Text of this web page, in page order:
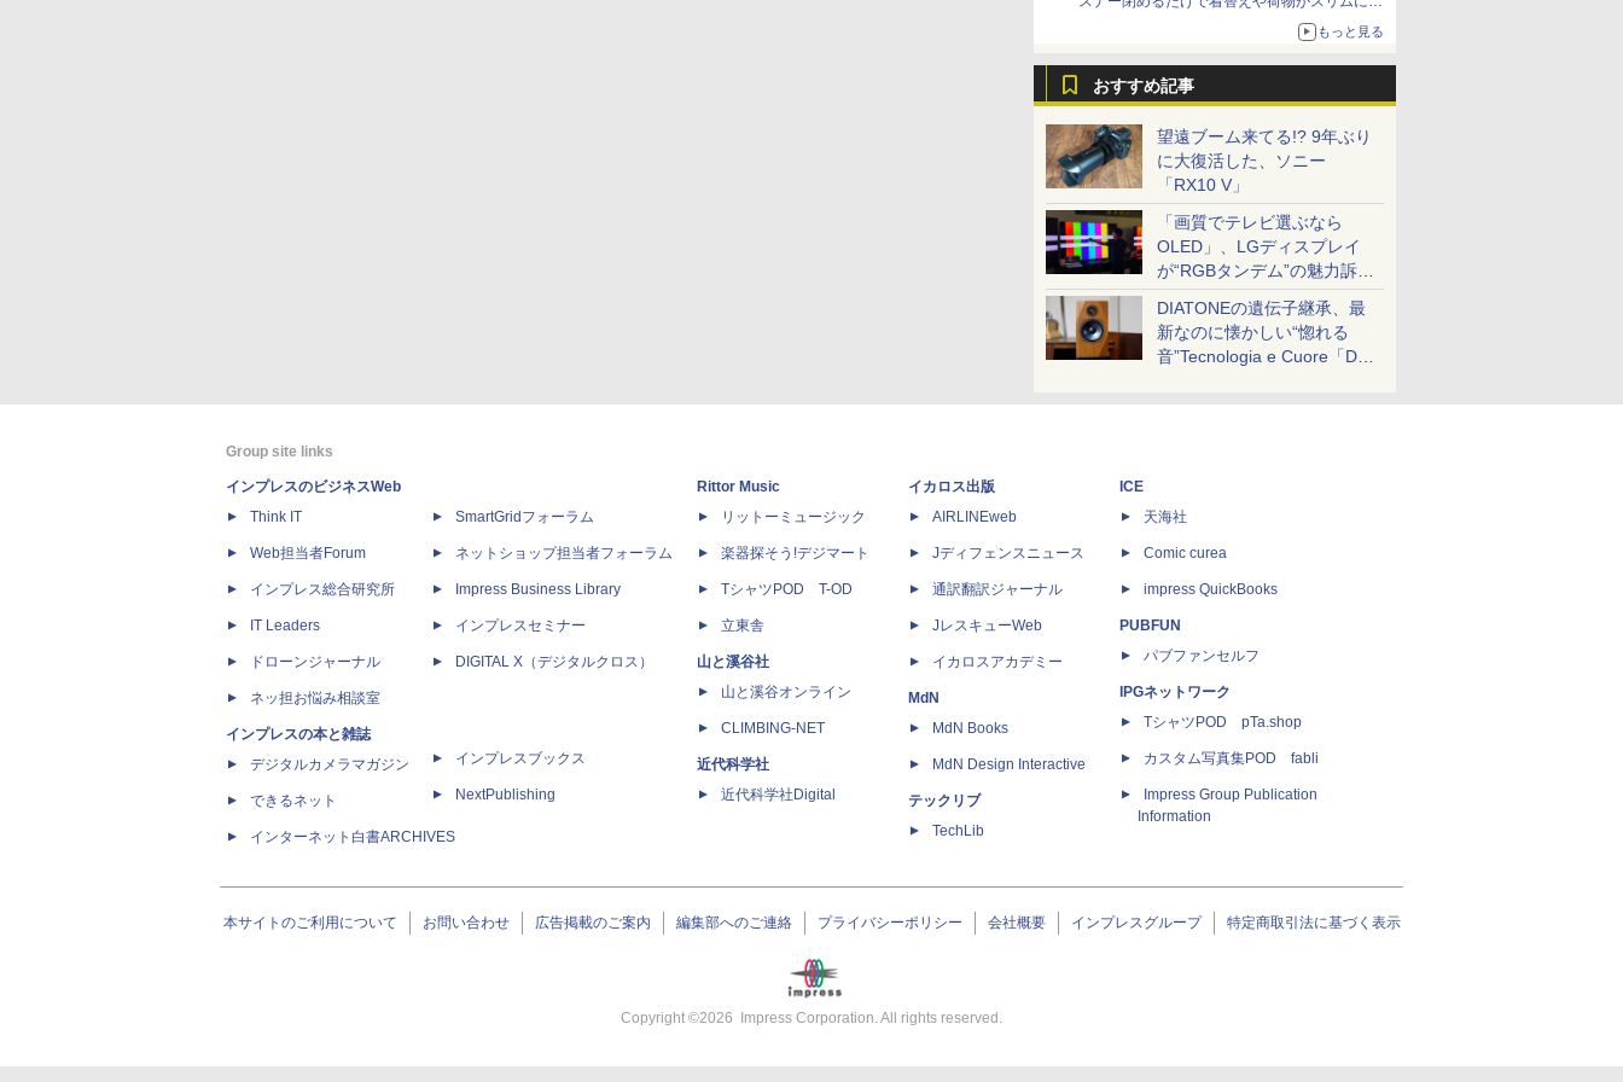
もっと見る
おすすめ記事
望遠ブーム来てる!? 9年ぶり
に大復活した、ソニー
「RX10 V」
「画質でテレビ選ぶなら
OLED」、LGディスプレイ
が“RGBタンデム”の魅力訴
求。液晶とのガチ比較も
DIATONEの遺伝子継承、最
新なのに懐かしい“惚れる
音”Tecnologia e Cuore「DS-
Group site links
インプレスのビジネスWeb
Think IT
Web担当者Forum
インプレス総合研究所
IT Leaders
ドローンジャーナル
ネッ担お悩み相談室
インプレスの本と雑誌
デジタルカメラマガジン
できるネット
インターネット白書ARCHIVES
SmartGridフォーラム
ネットショップ担当者フォーラム
Impress Business Library
インプレスセミナー
DIGITAL X（デジタルクロス）
インプレスブックス
NextPublishing
Rittor Music
リットーミュージック
楽器探そう!デジマート
TシャツPOD T-OD
立東舎
山と溪谷社
山と溪谷オンライン
CLIMBING-NET
近代科学社
近代科学社Digital
イカロス出版
AIRLINEweb
Jディフェンスニュース
通訳翻訳ジャーナル
JレスキューWeb
イカロスアカデミー
MdN
MdN Books
MdN Design Interactive
テックリブ
TechLib
ICE
天海社
Comic curea
impress QuickBooks
PUBFUN
パブファンセルフ
IPGネットワーク
TシャツPOD pTa.shop
カスタム写真集POD fabli
Impress Group Publication
Information
本サイトのご利用について お問い合わせ 広告掲載のご案内 編集部へのご連絡 プライバシーポリシー 会社概要 インプレスグループ 特定商取引法に基づく表示
Copyright ©2026 Impress Corporation. All rights reserved.